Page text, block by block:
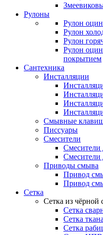
Рулоны
Рулон
Рулон
Рулон
Рулон
покрытием
Сантехника
Инсталляции
Смывные
Писсуары
Смесители
Смесители
Смесители
Приводы смыва
Привод
Привод
Сетка
Сетка из чёрной
Сетка
Сетка
Сетка